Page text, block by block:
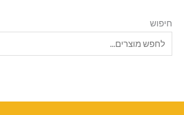
חיפוש